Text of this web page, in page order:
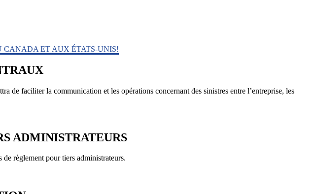
CANADA ET AUX ÉTATS-UNIS!
de faciliter la communication et les opérations concernant des sinistres entre l’entreprise, les
ADMINISTRATEURS
règlement pour tiers administrateurs.